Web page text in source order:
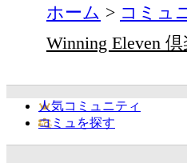
ホーム コミュ
Winning Eleven
人気コミュニティ
コミュを探す